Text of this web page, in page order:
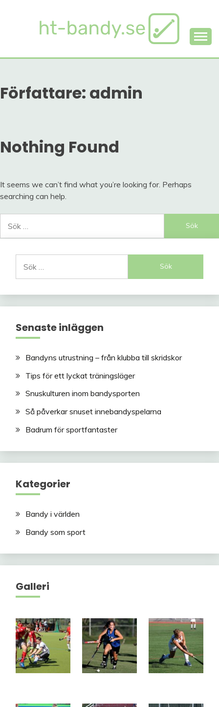
HT-BANDY.SE
Författare: admin
Nothing Found
It seems we can’t find what you’re looking for. Perhaps
searching can help.
efter:
efter:
Senaste inläggen
Bandyns utrustning – från klubba till skridskor
Tips för ett lyckat träningsläger
Snuskulturen inom bandysporten
Så påverkar snuset innebandyspelarna
Badrum för sportfantaster
Kategorier
Bandy i världen
Bandy som sport
Galleri